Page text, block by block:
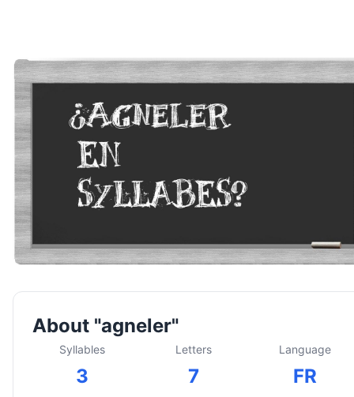
About "agneler"
Syllables
3
Letters
7
Language
FR